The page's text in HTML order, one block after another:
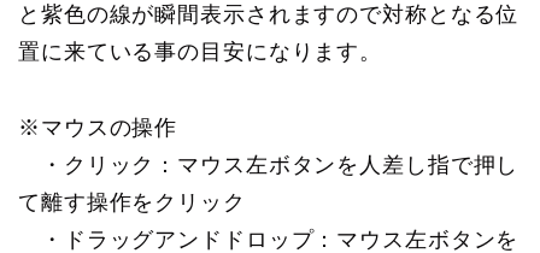
と紫色の線が瞬間表示されますので対称となる位
置に来ている事の目安になります。
※マウスの操作
・クリック：マウス左ボタンを人差し指で押し
て離す操作をクリック
・ドラッグアンドドロップ：マウス左ボタンを